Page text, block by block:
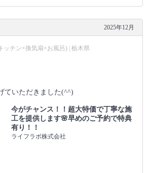
2025年12月
ッチン×換気扇×お風呂) | 栃木県
ていただきました(^^)
今がチャンス！！超大特価で丁寧な施
工を提供します🌸早めのご予約で特典
有り！！
ライフラボ株式会社